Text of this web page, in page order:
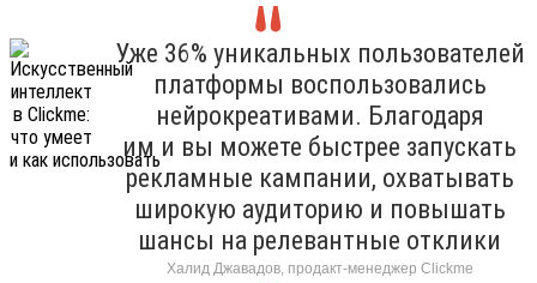
Уже 36% уникальных пользователей
платформы воспользовались
нейрокреативами. Благодаря
им и вы можете быстрее запускать
рекламные кампании, охватывать
широкую аудиторию и повышать
шансы на релевантные отклики
Халид Джавадов, продакт-менеджер Clickme